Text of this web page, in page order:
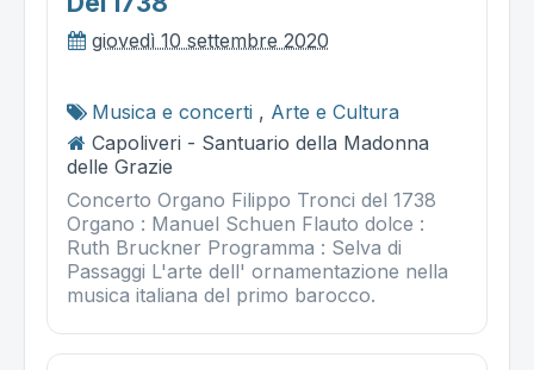
giovedì 10 settembre 2020
Musica e concerti , Arte e Cultura
Capoliveri - Santuario della Madonna
delle Grazie
Concerto Organo Filippo Tronci del 1738
Organo : Manuel Schuen Flauto dolce :
Ruth Bruckner Programma : Selva di
Passaggi L'arte dell' ornamentazione nella
musica italiana del primo barocco.